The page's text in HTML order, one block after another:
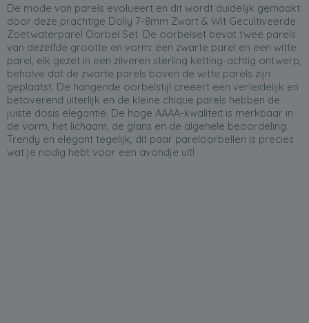
De mode van parels evolueert en dit wordt duidelijk gemaakt
door deze prachtige Dolly 7-8mm Zwart & Wit Gecultiveerde
Zoetwaterparel Oorbel Set. De oorbelset bevat twee parels
van dezelfde grootte en vorm: een zwarte parel en een witte
parel, elk gezet in een zilveren sterling ketting-achtig ontwerp,
behalve dat de zwarte parels boven de witte parels zijn
geplaatst. De hangende oorbelstijl creëert een verleidelijk en
betoverend uiterlijk en de kleine chique parels hebben de
juiste dosis elegantie. De hoge AAAA-kwaliteit is merkbaar in
de vorm, het lichaam, de glans en de algehele beoordeling.
Trendy en elegant tegelijk, dit paar pareloorbellen is precies
wat je nodig hebt voor een avondje uit!